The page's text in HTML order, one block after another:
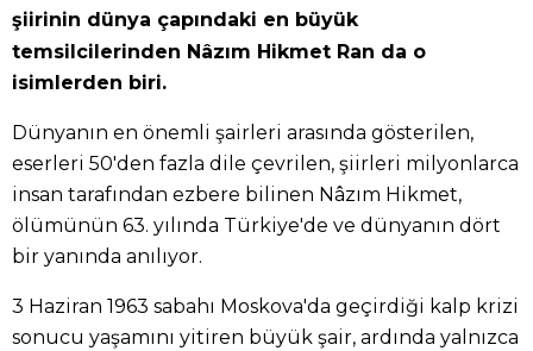
şiirinin dünya çapındaki en büyük
temsilcilerinden Nâzım Hikmet Ran da o
isimlerden biri.
Dünyanın en önemli şairleri arasında gösterilen,
eserleri 50'den fazla dile çevrilen, şiirleri milyonlarca
insan tarafından ezbere bilinen Nâzım Hikmet,
ölümünün 63. yılında Türkiye'de ve dünyanın dört
bir yanında anılıyor.
3 Haziran 1963 sabahı Moskova'da geçirdiği kalp krizi
sonucu yaşamını yitiren büyük şair, ardında yalnızca